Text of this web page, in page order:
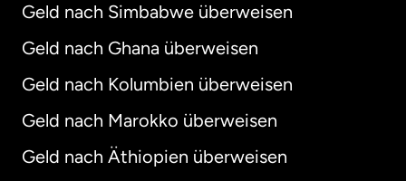
Geld nach Simbabwe überweisen
Geld nach Ghana überweisen
Geld nach Kolumbien überweisen
Geld nach Marokko überweisen
Geld nach Äthiopien überweisen